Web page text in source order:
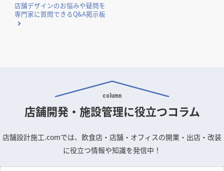
店舗デザインのお悩みや疑問を
専門家に質問できるQ&A掲示板
column
店舗開発・施設管理に役立つコラム
店舗設計施工.comでは、飲食店・店舗・オフィスの開業・出店・改装
に役立つ情報や知識を発信中！